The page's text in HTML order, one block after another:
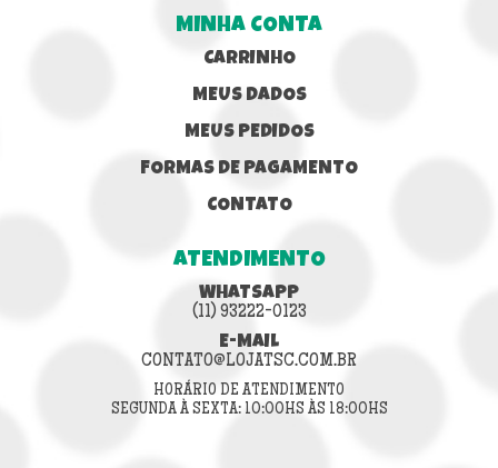
MINHA CONTA
CARRINHO
MEUS DADOS
MEUS PEDIDOS
FORMAS DE PAGAMENTO
CONTATO
ATENDIMENTO
WHATSAPP
(11) 93222-0123
E-MAIL
CONTATO@LOJATSC.COM.BR
HORÁRIO DE ATENDIMENTO
SEGUNDA À SEXTA: 10:00HS ÀS 18:00HS